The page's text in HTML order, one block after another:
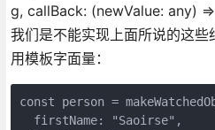
g, callBack: (newValue: any)
我们是不能实现上面所说的这
用模板字面量：
const person =
  firstName: "Saoirse",